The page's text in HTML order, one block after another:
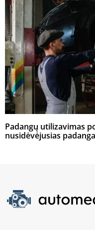
Padangų utilizavimas
nusidėvėjusias